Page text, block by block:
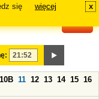
się
więcej x
10B 11 12 13 14 15 16